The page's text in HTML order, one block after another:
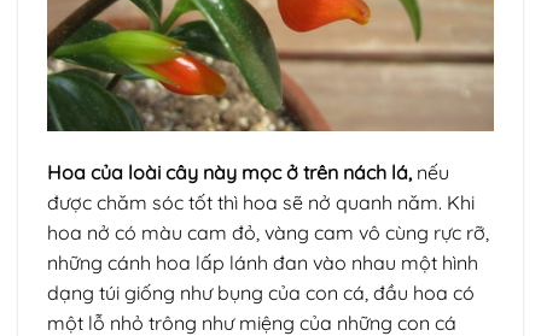
Hoa của loài cây này mọc ở trên nách lá, nếu
được chăm sóc tốt thì hoa sẽ nở quanh năm. Khi
hoa nở có màu cam đỏ, vàng cam vô cùng rực rỡ,
những cánh hoa lấp lánh đan vào nhau một hình
dạng túi giống như bụng của con cá, đầu hoa có
một lỗ nhỏ trông như miệng của những con cá